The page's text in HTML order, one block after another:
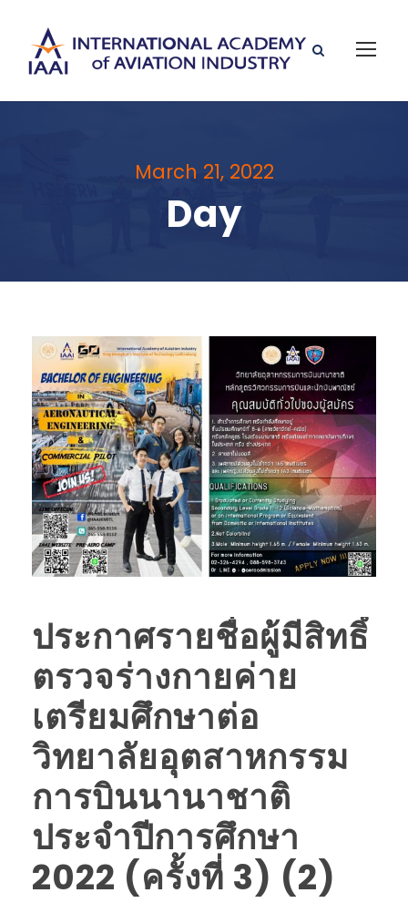
March 21, 2022
Day
ประกาศรายชื่อผู้มีสิทธิ์
ตรวจร่างกายค่าย
เตรียมศึกษาต่อ
วิทยาลัยอุตสาหกรรม
การบินนานาชาติ
ประจำปีการศึกษา
2022 (ครั้งที่ 3) (2)